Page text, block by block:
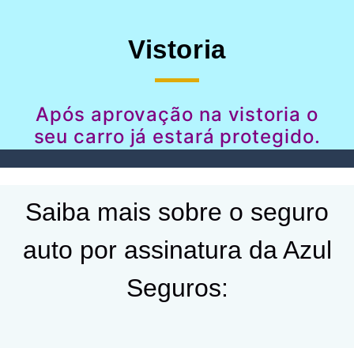
Vistoria
Após aprovação na vistoria o
seu carro já estará protegido.
Saiba mais sobre o seguro
auto por assinatura da Azul
Seguros: